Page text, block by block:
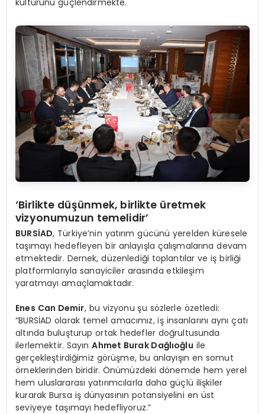
kültürünü güçlendirmekte.
‘Birlikte düşünmek, birlikte üretmek
vizyonumuzun temelidir’
BURSİAD, Türkiye’nin yatırım gücünü yerelden küresele
taşımayı hedefleyen bir anlayışla çalışmalarına devam
etmektedir. Dernek, düzenlediği toplantılar ve iş birliği
platformlarıyla sanayiciler arasında etkileşim
yaratmayı amaçlamaktadır.
Enes Can Demir, bu vizyonu şu sözlerle özetledi:
“BURSİAD olarak temel amacımız, iş insanlarını aynı çatı
altında buluşturup ortak hedefler doğrultusunda
ilerlemektir. SayınAhmet Burak Dağlıoğlu ile
gerçekleştirdiğimiz görüşme, bu anlayışın en somut
örneklerinden biridir. Önümüzdeki dönemde hem yerel
hem uluslararası yatırımcılarla daha güçlü ilişkiler
kurarak Bursa iş dünyasının potansiyelini en üst
seviyeye taşımayı hedefliyoruz.”